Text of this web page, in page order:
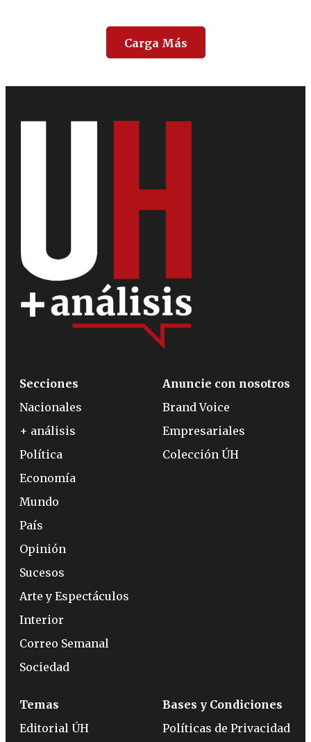
Carga Más
Secciones
Nacionales
+ análisis
Política
Economía
Mundo
País
Opinión
Sucesos
Arte y Espectáculos
Interior
Correo Semanal
Sociedad
Anuncie con nosotros
Brand Voice
Empresariales
Colección ÚH
Temas
Editorial ÚH
Bases y Condiciones
Políticas de Privacidad